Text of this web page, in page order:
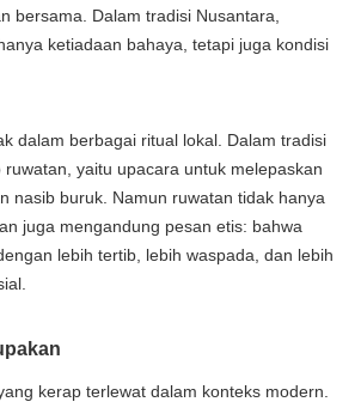
bersama. Dalam tradisi Nusantara,
ketiadaan bahaya, tetapi juga kondisi
dalam berbagai ritual lokal. Dalam tradisi
yaitu upacara untuk melepaskan
nasib buruk. Namun ruwatan tidak hanya
juga mengandung pesan etis: bahwa
lebih tertib, lebih waspada, dan lebih
kerap terlewat dalam konteks modern.